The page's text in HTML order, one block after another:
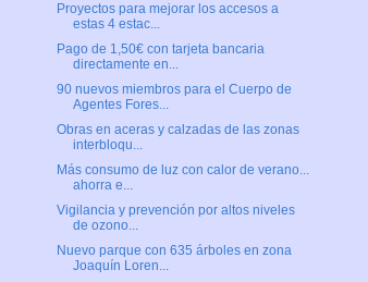
Proyectos para mejorar los accesos a
estas 4 estac...
Pago de 1,50€ con tarjeta bancaria
directamente en...
90 nuevos miembros para el Cuerpo de
Agentes Fores...
Obras en aceras y calzadas de las zonas
interbloqu...
Más consumo de luz con calor de verano...
ahorra e...
Vigilancia y prevención por altos niveles
de ozono...
Nuevo parque con 635 árboles en zona
Joaquín Loren...